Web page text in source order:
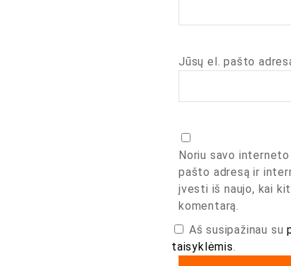
Jūsų el. pašto
Noriu savo
pašto adresą ir
įvesti iš naujo, kai
komentarą.
Aš susipažinau su
taisyklėmis.